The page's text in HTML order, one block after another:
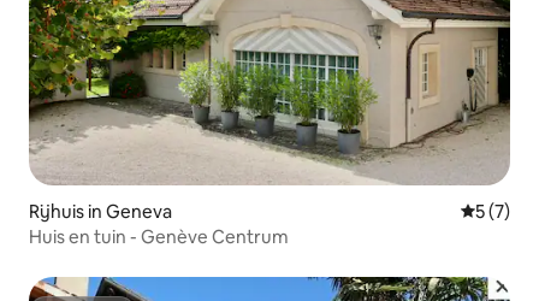
Rijhuis in Geneva
5 (7)
Huis en tuin - Genève Centrum